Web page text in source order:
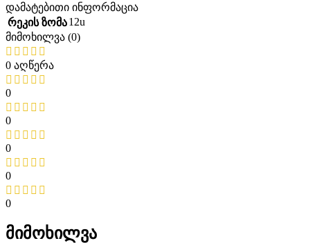
დამატებითი ინფორმაცია
რეკის ზომა12u
მიმოხილვა (0)
0 აღწერა
0
0
0
0
0
მიმოხილვა